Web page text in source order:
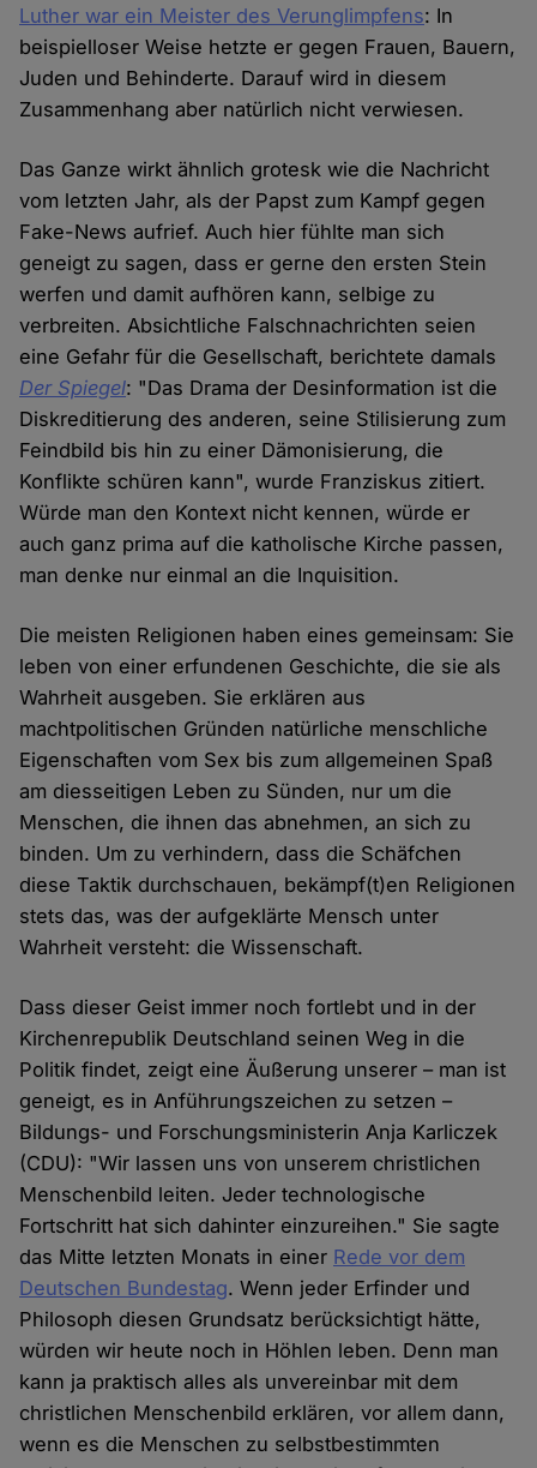
Luther war ein Meister des Verunglimpfens: In
beispielloser Weise hetzte er gegen Frauen, Bauern,
Juden und Behinderte. Darauf wird in diesem
Zusammenhang aber natürlich nicht verwiesen.
Das Ganze wirkt ähnlich grotesk wie die Nachricht
vom letzten Jahr, als der Papst zum Kampf gegen
Fake-News aufrief. Auch hier fühlte man sich
geneigt zu sagen, dass er gerne den ersten Stein
werfen und damit aufhören kann, selbige zu
verbreiten. Absichtliche Falschnachrichten seien
eine Gefahr für die Gesellschaft, berichtete damals
Der Spiegel: "Das Drama der Desinformation ist die
Diskreditierung des anderen, seine Stilisierung zum
Feindbild bis hin zu einer Dämonisierung, die
Konflikte schüren kann", wurde Franziskus zitiert.
Würde man den Kontext nicht kennen, würde er
auch ganz prima auf die katholische Kirche passen,
man denke nur einmal an die Inquisition.
Die meisten Religionen haben eines gemeinsam: Sie
leben von einer erfundenen Geschichte, die sie als
Wahrheit ausgeben. Sie erklären aus
machtpolitischen Gründen natürliche menschliche
Eigenschaften vom Sex bis zum allgemeinen Spaß
am diesseitigen Leben zu Sünden, nur um die
Menschen, die ihnen das abnehmen, an sich zu
binden. Um zu verhindern, dass die Schäfchen
diese Taktik durchschauen, bekämpf(t)en Religionen
stets das, was der aufgeklärte Mensch unter
Wahrheit versteht: die Wissenschaft.
Dass dieser Geist immer noch fortlebt und in der
Kirchenrepublik Deutschland seinen Weg in die
Politik findet, zeigt eine Äußerung unserer – man ist
geneigt, es in Anführungszeichen zu setzen –
Bildungs- und Forschungsministerin Anja Karliczek
(CDU): "Wir lassen uns von unserem christlichen
Menschenbild leiten. Jeder technologische
Fortschritt hat sich dahinter einzureihen." Sie sagte
das Mitte letzten Monats in einer Rede vor dem
Deutschen Bundestag. Wenn jeder Erfinder und
Philosoph diesen Grundsatz berücksichtigt hätte,
würden wir heute noch in Höhlen leben. Denn man
kann ja praktisch alles als unvereinbar mit dem
christlichen Menschenbild erklären, vor allem dann,
wenn es die Menschen zu selbstbestimmten